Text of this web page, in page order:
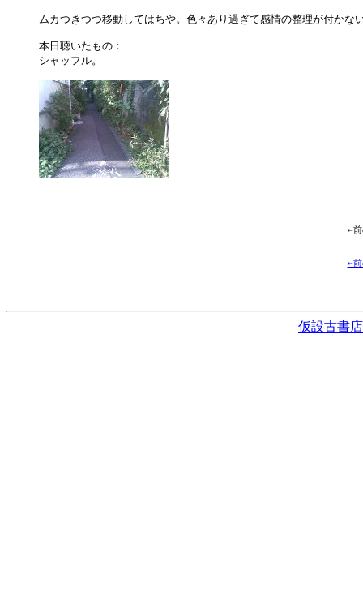
ムカつきつつ移動してはちや。色々あり過ぎて感情の整理が付かな
本日聴いたもの：
シャッフル。
←
←
仮設古書店